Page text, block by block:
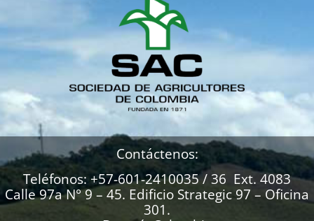
Contáctenos:
Teléfonos: +57-601-2410035 / 36 Ext. 4083
Calle 97a N° 9 – 45. Edificio Strategic 97 – Oficina
301.